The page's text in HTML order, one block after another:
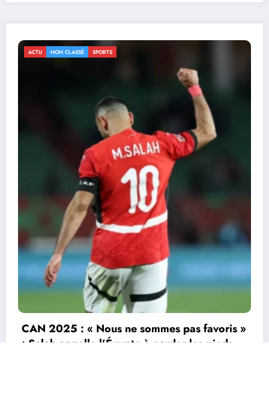
ACTU NON CLASSÉ SPORTS
CAN 2025 : le Sénégal renverse le Soudan
(3-1) et file en quarts
3 janvier 2026 Durandeau
Tourisme
TV
Contactez nous